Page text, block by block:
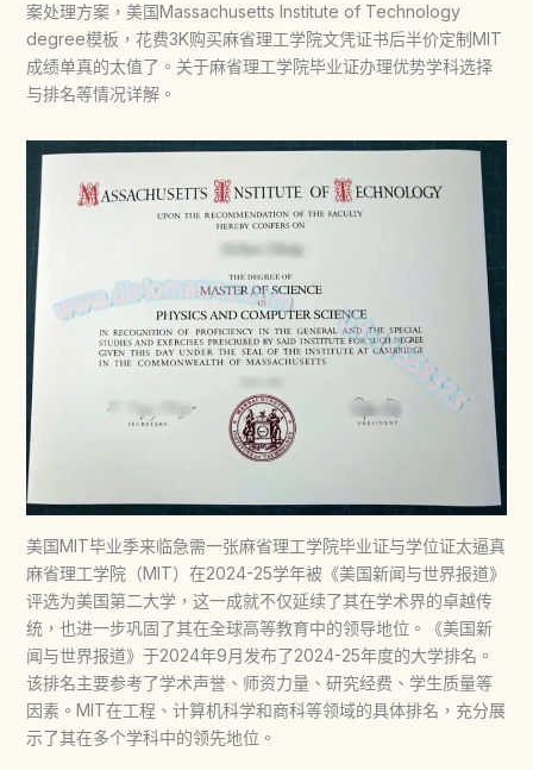
案处理方案，美国Massachusetts Institute of Technology
degree模板，花费3K购买麻省理工学院文凭证书后半价定制MIT
成绩单真的太值了。关于麻省理工学院毕业证办理优势学科选择
与排名等情况详解。
美国MIT毕业季来临急需一张麻省理工学院毕业证与学位证太逼真
麻省理工学院（MIT）在2024-25学年被《美国新闻与世界报道》
评选为美国第二大学，这一成就不仅延续了其在学术界的卓越传
统，也进一步巩固了其在全球高等教育中的领导地位。《美国新
闻与世界报道》于2024年9月发布了2024-25年度的大学排名。
该排名主要参考了学术声誉、师资力量、研究经费、学生质量等
因素。MIT在工程、计算机科学和商科等领域的具体排名，充分展
示了其在多个学科中的领先地位。